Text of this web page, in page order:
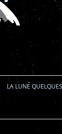
LA LUNE